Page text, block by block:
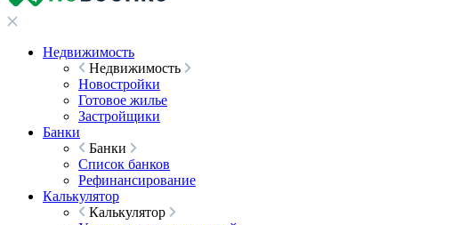
Недвижимость
Недвижимость
Новостройки
Готовое жилье
Застройщики
Банки
Банки
Список банков
Рефинансирование
Калькулятор
Калькулятор